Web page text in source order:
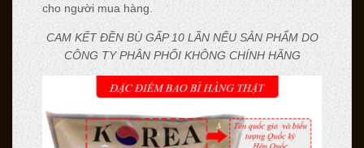
cho người mua hàng.
CAM KẾT ĐỀN BÙ GẤP 10 LẦN NẾU SẢN PHẨM DO
CÔNG TY PHÂN PHỐI KHÔNG CHÍNH HÃNG